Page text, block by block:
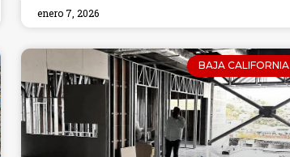
enero 7, 2026
BAJA CALIFORNIA